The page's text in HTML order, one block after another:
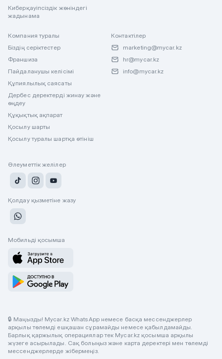
Киберқауіпсіздік жөніндегі
жадынама
Компания туралы
Біздің серіктестер
Франшиза
Пайдаланушы келісімі
Құпиялылық саясаты
Дербес деректерді жинау және
өңдеу
Құқықтық ақпарат
Қосылу шарты
Қосылу туралы шартқа өтініш
Контактілер
marketing@mycar.kz
hr@mycar.kz
info@mycar.kz
Әлеуметтік желілер
Қолдау қызметіне жазу
Мобильді қосымша
🔒 Маңызды! Mycar.kz WhatsApp немесе басқа мессенджерлер
арқылы төлемді ешқашан сұрамайды немесе қабылдамайды.
Барлық қаржылық операциялар тек Mycar.kz қосымша арқылы
жүзеге асырылады. Сақ болыңыз және карта деректері мен төлемді
мессенджерлерде жібермеңіз.